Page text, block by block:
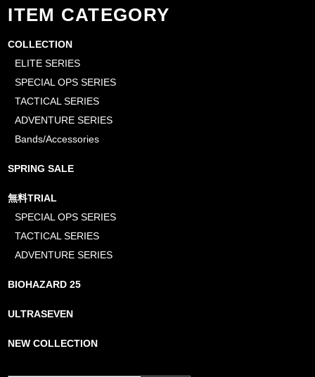
ITEM CATEGORY
COLLECTION
ELITE SERIES
SPECIAL OPS SERIES
TACTICAL SERIES
ADVENTURE SERIES
Bands/Accessories
SPRING SALE
無料TRIAL
SPECIAL OPS SERIES
TACTICAL SERIES
ADVENTURE SERIES
BIOHAZARD 25
ULTRASEVEN
NEW COLLECTION